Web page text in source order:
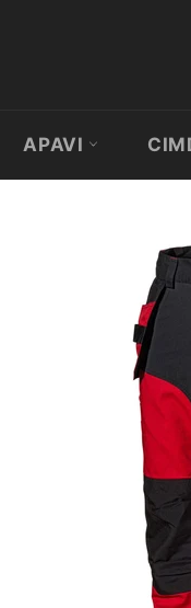
APAVI